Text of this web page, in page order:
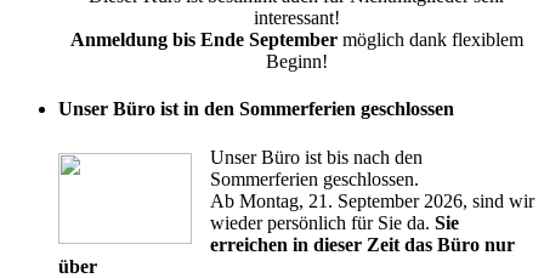
interessant!
Anmeldung bis Ende September möglich dank flexiblem
Beginn!
Unser Büro ist in den Sommerferien geschlossen
Unser Büro ist bis nach den
Sommerferien geschlossen.
Ab Montag, 21. September 2026, sind wir
wieder persönlich für Sie da. Sie
erreichen in dieser Zeit das Büro nur
über